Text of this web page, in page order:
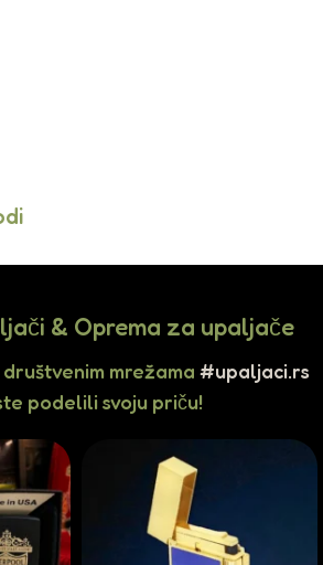
& Oprema za upaljače
mrežama #upaljaci.rs
podelili svoju priču!